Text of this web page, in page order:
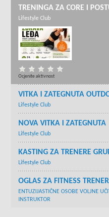
TRENINGA ZA CORE I
Lifestyle Club
Ocjenite aktivnost
VITKA I ZATEGNUTA
Lifestyle Club
NOVA VITKA I ZATEGNUTA
Lifestyle Club
KASTING ZA TRENERE
Lifestyle Club
OGLAS ZA FITNESS
ENTUZIJASTIČNE OSOBE VOLJNE
INSTRUKTOR